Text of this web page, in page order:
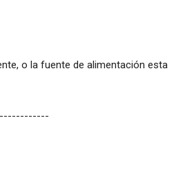
o la fuente de alimentación esta